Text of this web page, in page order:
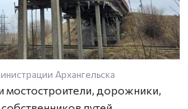
Архангельска
мостостроители, дорожники,